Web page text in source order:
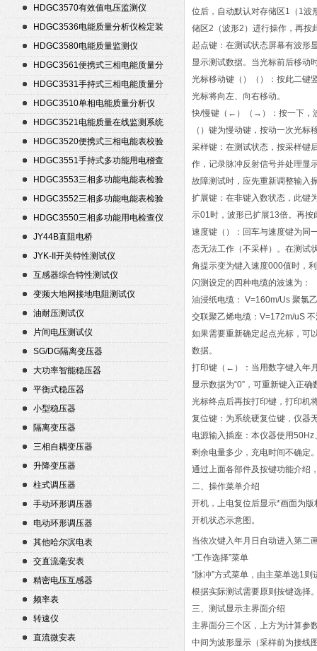
HDGC3570有效值电压监测仪
HDGC3536电能质量分析仪检定装
置
HDGC3580电能质量监测仪
HDGC3561便携式三相电能质量分
析仪
HDGC3531手持式三相电能质量分
析仪
HDGC3510单相电能质量分析仪
HDGC3521电能质量在线监测系统
HDGC3520便携式三相电能表校验
仪
HDGC3551手持式多功能用电稽查
仪
HDGC3553三相多功能电能表检验
装置
HDGC3552三相多功能电能表检验
装置
HDGC3550三相多功能用电检查仪
JY44B直阻电桥
JYK-II开关特性测试仪
互感器综合特性测试仪
变频大地网接地电阻测试仪
油耐压测试仪
片间电压测试仪
SG/DG隔离变压器
大功率智能稳压器
平衡式稳压器
小型稳压器
隔离变压器
三相自耦变压器
升降变压器
柱式调压器
手动环形调压器
电动环形调压器
其他哈尔滨电表
交直流毫安表
精密电压互感器
频率表
转速仪
直流微安表
位后，自动默认对存储区1（1波
储区2（波形2）进行操作，再按
起点键：在测试状态屏幕有波形
显示测试数据。当光标前后移动
光标移动键（）（）：按此二键
光标将向左、向右移动。
快/慢键（←）（→）：按一下，
（）键为慢动键，按动一次光标
采样键：在测试状态，按采样键
作，记录脉冲反射信号并处理显
故障测试时，应先重新调整输入
扩展键：在非键入数状态，此键
示01时，波形已扩展13倍。再按
速度键（）：回车与速度键为同
态无法工作（不采样）。在测试
角提示变为键入速度000值时，
闪测设定的四种电缆的波速为：
油浸纸电缆： V=160m/Us 聚氯
交联聚乙烯电缆：V=172m/uS
如果需要重新确定起点光标，可
数据。
打印键（←）：当用数字键入年
显示数据为“0”，可重新键入正
光标终点后再按打印键，打印机
复位键：为系统硬复位键，仪器
电源输入插座：本仪器使用
剩余电量多少，充电时间不确定
通过上面各部件及按键功能介绍
二、操作菜单介绍
开机，上电复位后显示*画面为
开机状态示意图。
当依次键入年月日自动进入第二
“工作选择”菜单
“脉冲”方式菜单，由主菜单选1则
根据实际测试需要原则按键选择
三、测试显示主界面介绍
主界面分三个区，上方为计算参
中间为波形显示（采样前为接线